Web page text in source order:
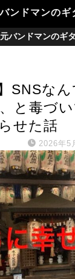
ンドマンのギ
元バンドマンのギ
SNSな
と毒づ
せた話
2026年5